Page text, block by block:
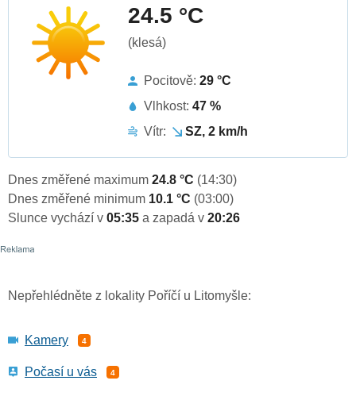
24.5 °C
(klesá)
Pocitově: 29 °C
Vlhkost: 47 %
Vítr:
SZ, 2 km/h
Dnes změřené maximum 24.8 °C (14:30)
Dnes změřené minimum 10.1 °C (03:00)
Slunce vychází v 05:35 a zapadá v 20:26
Nepřehlédněte z lokality Poříčí u Litomyšle:
Kamery 4
Počasí u vás 4